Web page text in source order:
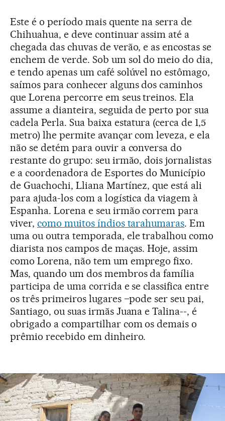
Este é o período mais quente na serra de
Chihuahua, e deve continuar assim até a
chegada das chuvas de verão, e as encostas se
enchem de verde. Sob um sol do meio do dia,
e tendo apenas um café solúvel no estômago,
saímos para conhecer alguns dos caminhos
que Lorena percorre em seus treinos. Ela
assume a dianteira, seguida de perto por sua
cadela Perla. Sua baixa estatura (cerca de 1,5
metro) lhe permite avançar com leveza, e ela
não se detém para ouvir a conversa do
restante do grupo: seu irmão, dois jornalistas
e a coordenadora de Esportes do Município
de Guachochi, Lliana Martínez, que está ali
para ajuda-los com a logística da viagem à
Espanha. Lorena e seu irmão correm para
viver, como muitos índios tarahumaras. Em
uma ou outra temporada, ele trabalhou como
diarista nos campos de maças. Hoje, assim
como Lorena, não tem um emprego fixo.
Mas, quando um dos membros da família
participa de uma corrida e se classifica entre
os três primeiros lugares –pode ser seu pai,
Santiago, ou suas irmãs Juana e Talina--, é
obrigado a compartilhar com os demais o
prêmio recebido em dinheiro.